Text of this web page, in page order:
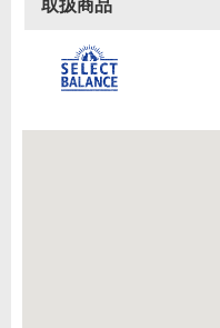
取扱商品